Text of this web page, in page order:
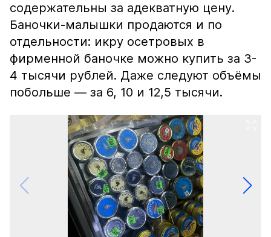
содержательны за адекватную цену.
Баночки-малышки продаются и по
отдельности: икру осетровых в
фирменной баночке можно купить за 3-
4 тысячи рублей. Даже следуют объёмы
побольше — за 6, 10 и 12,5 тысячи.